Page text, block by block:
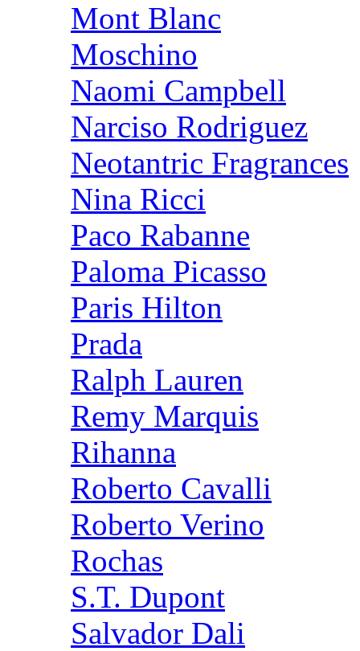
Mont Blanc
Moschino
Naomi Campbell
Narciso Rodriguez
Neotantric Fragrances
Nina Ricci
Paco Rabanne
Paloma Picasso
Paris Hilton
Prada
Ralph Lauren
Remy Marquis
Rihanna
Roberto Cavalli
Roberto Verino
Rochas
S.T. Dupont
Salvador Dali